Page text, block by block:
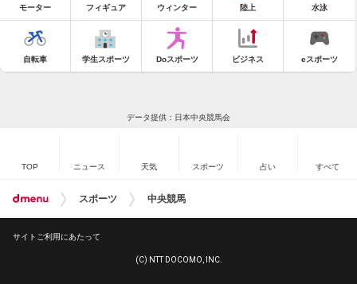
モーター フィギュア ウィンター 陸上 水泳
自転車 学生スポーツ Doスポーツ ビジネス eスポーツ
データ提供：日本中央競馬会
TOP ニュース 天気 スポーツ 占い すべて
スポーツ 中央競馬
サイトご利用にあたって
(C) NTT DOCOMO, INC.